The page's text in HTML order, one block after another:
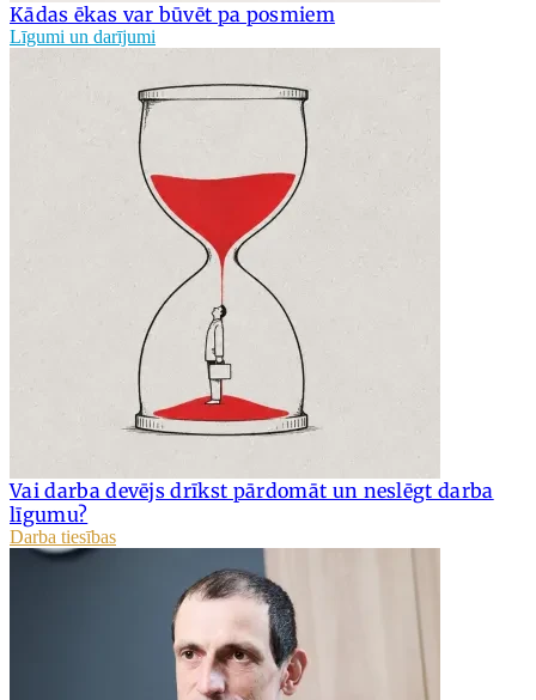
Kādas ēkas var būvēt pa posmiem
Līgumi un darījumi
Vai darba devējs drīkst pārdomāt un neslēgt darba
līgumu?
Darba tiesības